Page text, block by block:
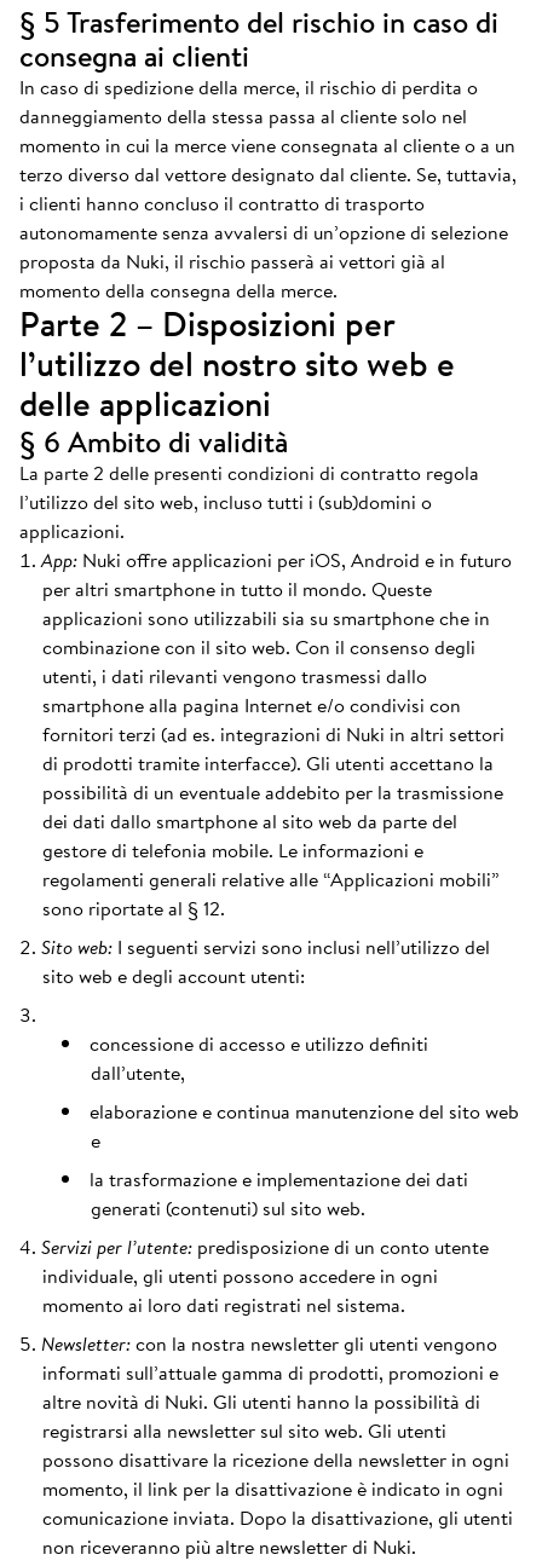
§ 5 Trasferimento del rischio in caso di
consegna ai clienti
In caso di spedizione della merce, il rischio di perdita o
danneggiamento della stessa passa al cliente solo nel
momento in cui la merce viene consegnata al cliente o a un
terzo diverso dal vettore designato dal cliente. Se, tuttavia,
i clienti hanno concluso il contratto di trasporto
autonomamente senza avvalersi di un’opzione di selezione
proposta da Nuki, il rischio passerà ai vettori già al
momento della consegna della merce.
Parte 2 – Disposizioni per
l’utilizzo del nostro sito web e
delle applicazioni
§ 6 Ambito di validità
La parte 2 delle presenti condizioni di contratto regola
l’utilizzo del sito web, incluso tutti i (sub)domini o
applicazioni.
App: Nuki offre applicazioni per iOS, Android e in futuro
per altri smartphone in tutto il mondo. Queste
applicazioni sono utilizzabili sia su smartphone che in
combinazione con il sito web. Con il consenso degli
utenti, i dati rilevanti vengono trasmessi dallo
smartphone alla pagina Internet e/o condivisi con
fornitori terzi (ad es. integrazioni di Nuki in altri settori
di prodotti tramite interfacce). Gli utenti accettano la
possibilità di un eventuale addebito per la trasmissione
dei dati dallo smartphone al sito web da parte del
gestore di telefonia mobile. Le informazioni e
regolamenti generali relative alle “Applicazioni mobili”
sono riportate al § 12.
Sito web: I seguenti servizi sono inclusi nell’utilizzo del
sito web e degli account utenti:
concessione di accesso e utilizzo definiti
dall’utente,
elaborazione e continua manutenzione del sito web
e
la trasformazione e implementazione dei dati
generati (contenuti) sul sito web.
Servizi per l’utente: predisposizione di un conto utente
individuale, gli utenti possono accedere in ogni
momento ai loro dati registrati nel sistema.
Newsletter:con la nostra newsletter gli utenti vengono
informati sull’attuale gamma di prodotti, promozioni e
altre novità di Nuki. Gli utenti hanno la possibilità di
registrarsi alla newsletter sul sito web. Gli utenti
possono disattivare la ricezione della newsletter in ogni
momento, il link per la disattivazione è indicato in ogni
comunicazione inviata. Dopo la disattivazione, gli utenti
non riceveranno più altre newsletter di Nuki.